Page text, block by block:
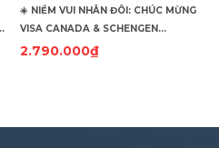
☀️ NIỀM VUI NHÂN ĐÔI: CHÚC MỪNG
VISA CANADA & SCHENGEN
HUNGARY CÙNG "CẬP BẾN"! ☀️
2.790.000₫